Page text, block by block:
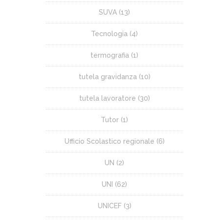
SUVA (13)
Tecnologia (4)
termografia (1)
tutela gravidanza (10)
tutela lavoratore (30)
Tutor (1)
Ufficio Scolastico regionale (6)
UN (2)
UNI (62)
UNICEF(3)